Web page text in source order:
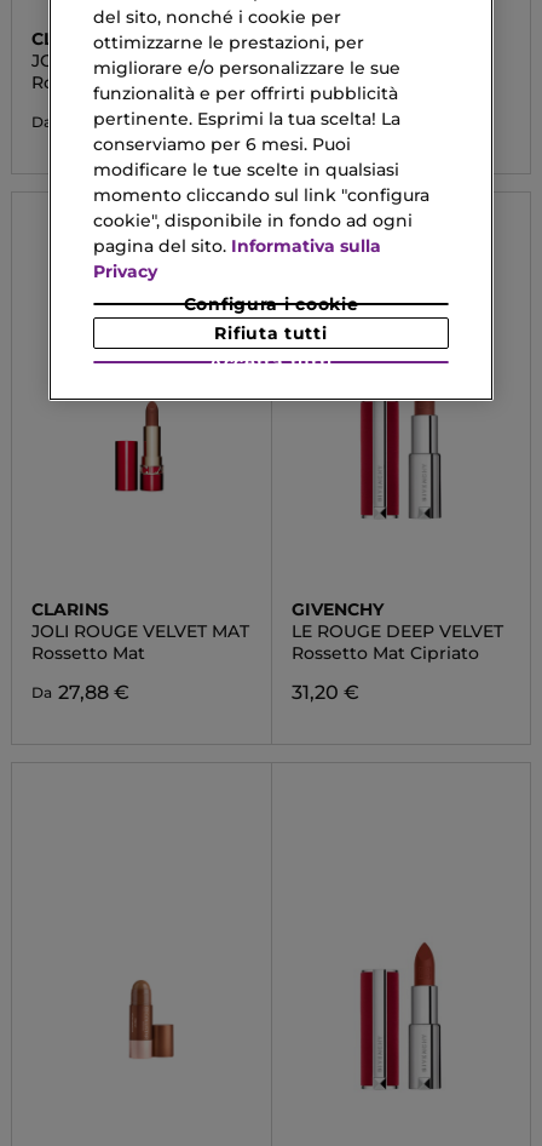
CLARINS
JOLI ROUGE SHINE
Rossetto Brillante
Da 30,03 €
MULAC
GLITTER PRESSATO
REFILL
Ombretto Glitter
Da 8,05 €
CLARINS
JOLI ROUGE VELVET MAT
Rossetto Mat
Da 27,88 €
GIVENCHY
LE ROUGE DEEP VELVET
Rossetto Mat Cipriato
31,20 €
del sito, nonché i cookie per
ottimizzarne le prestazioni, per
migliorare e/o personalizzare le sue
funzionalità e per offrirti pubblicità
pertinente. Esprimi la tua scelta! La
conserviamo per 6 mesi. Puoi
modificare le tue scelte in qualsiasi
momento cliccando sul link "configura
cookie", disponibile in fondo ad ogni
pagina del sito. Informativa sulla
Privacy
Configura i cookie
Rifiuta tutti
Accetta tutti